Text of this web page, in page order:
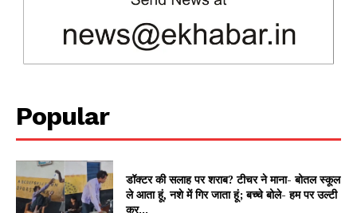
SUBSCRIBE NOW
Company
About
Contact us
Popular
डॉक्टर की सलाह पर शराब? टीचर ने माना- बोतल स्कूल
ले आता हूं, नशे में गिर जाता हूं; बच्चे बोले- हम पर उल्टी
कर...